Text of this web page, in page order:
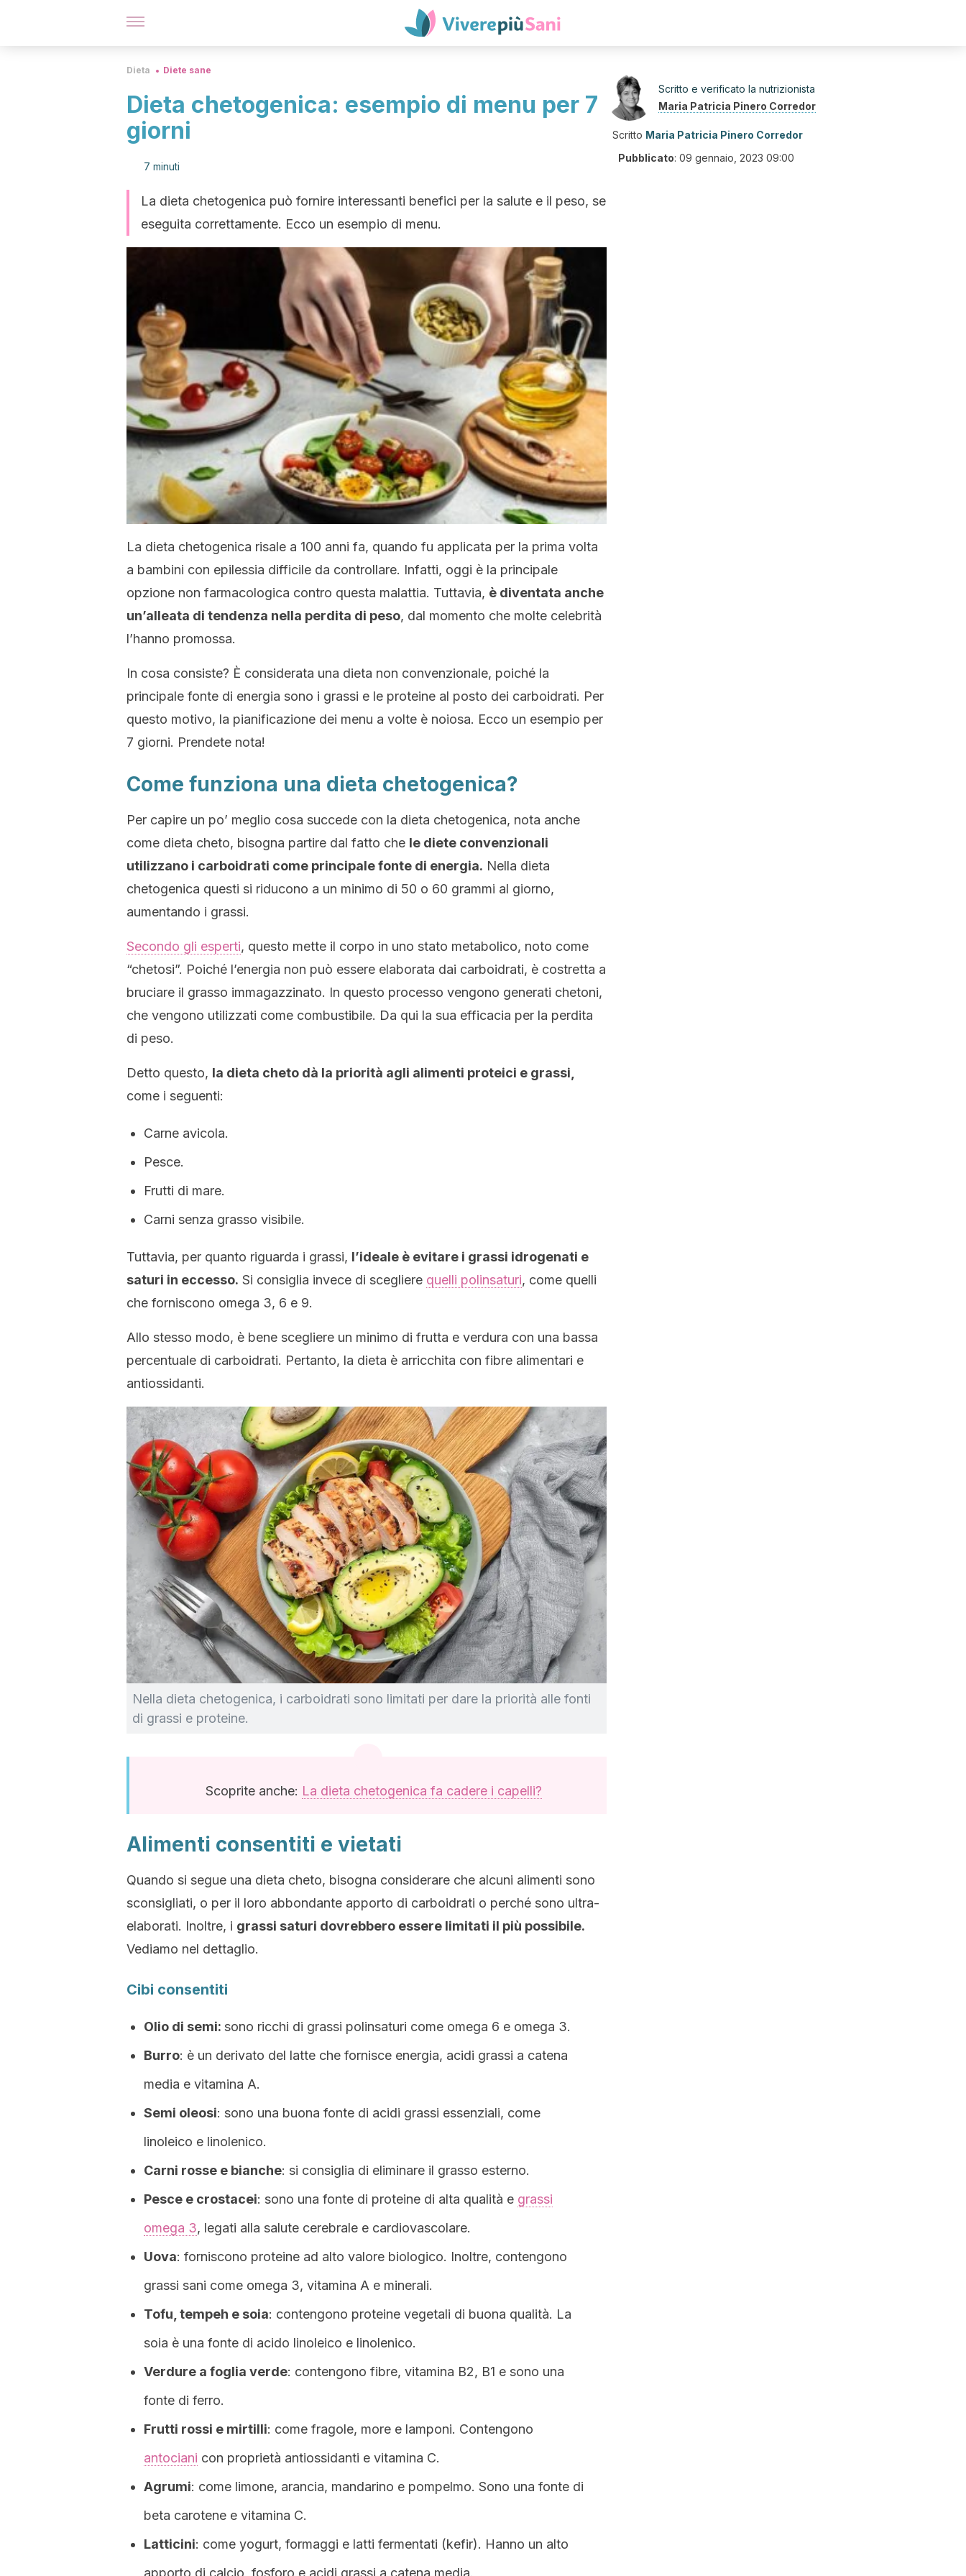
Dieta Diete sane
Dieta chetogenica: esempio di menu per 7
giorni
7 minuti
La dieta chetogenica può fornire interessanti benefici per la salute e il peso, se
eseguita correttamente. Ecco un esempio di menu.
La dieta chetogenica risale a 100 anni fa, quando fu applicata per la prima volta
a bambini con epilessia difficile da controllare. Infatti, oggi è la principale
opzione non farmacologica contro questa malattia. Tuttavia, è diventata anche
un’alleata di tendenza nella perdita di peso, dal momento che molte celebrità
l’hanno promossa.
In cosa consiste? È considerata una dieta non convenzionale, poiché la
principale fonte di energia sono i grassi e le proteine al posto dei carboidrati. Per
questo motivo, la pianificazione dei menu a volte è noiosa. Ecco un esempio per
7 giorni. Prendete nota!
Come funziona una dieta chetogenica?
Per capire un po’ meglio cosa succede con la dieta chetogenica, nota anche
come dieta cheto, bisogna partire dal fatto che le diete convenzionali
utilizzano i carboidrati come principale fonte di energia. Nella dieta
chetogenica questi si riducono a un minimo di 50 o 60 grammi al giorno,
aumentando i grassi.
Secondo gli esperti, questo mette il corpo in uno stato metabolico, noto come
“chetosi”. Poiché l’energia non può essere elaborata dai carboidrati, è costretta a
bruciare il grasso immagazzinato. In questo processo vengono generati chetoni,
che vengono utilizzati come combustibile. Da qui la sua efficacia per la perdita
di peso.
Detto questo, la dieta cheto dà la priorità agli alimenti proteici e grassi,
come i seguenti:
Carne avicola.
Pesce.
Frutti di mare.
Carni senza grasso visibile.
Tuttavia, per quanto riguarda i grassi, l’ideale è evitare i grassi idrogenati e
saturi in eccesso. Si consiglia invece di scegliere quelli polinsaturi, come quelli
che forniscono omega 3, 6 e 9.
Allo stesso modo, è bene scegliere un minimo di frutta e verdura con una bassa
percentuale di carboidrati. Pertanto, la dieta è arricchita con fibre alimentari e
antiossidanti.
Nella dieta chetogenica, i carboidrati sono limitati per dare la priorità alle fonti
di grassi e proteine.
Scoprite anche: La dieta chetogenica fa cadere i capelli?
Alimenti consentiti e vietati
Quando si segue una dieta cheto, bisogna considerare che alcuni alimenti sono
sconsigliati, o per il loro abbondante apporto di carboidrati o perché sono ultra-
elaborati. Inoltre, i grassi saturi dovrebbero essere limitati il più possibile.
Vediamo nel dettaglio.
Cibi consentiti
Olio di semi: sono ricchi di grassi polinsaturi come omega 6 e omega 3.
Burro: è un derivato del latte che fornisce energia, acidi grassi a catena
media e vitamina A.
Semi oleosi: sono una buona fonte di acidi grassi essenziali, come
linoleico e linolenico.
Carni rosse e bianche: si consiglia di eliminare il grasso esterno.
Pesce e crostacei: sono una fonte di proteine di alta qualità e grassi
omega 3, legati alla salute cerebrale e cardiovascolare.
Uova: forniscono proteine ad alto valore biologico. Inoltre, contengono
grassi sani come omega 3, vitamina A e minerali.
Tofu, tempeh e soia: contengono proteine vegetali di buona qualità. La
soia è una fonte di acido linoleico e linolenico.
Verdure a foglia verde: contengono fibre, vitamina B2, B1 e sono una
fonte di ferro.
Frutti rossi e mirtilli: come fragole, more e lamponi. Contengono
antociani con proprietà antiossidanti e vitamina C.
Agrumi: come limone, arancia, mandarino e pompelmo. Sono una fonte di
beta carotene e vitamina C.
Latticini: come yogurt, formaggi e latti fermentati (kefir). Hanno un alto
apporto di calcio, fosforo e acidi grassi a catena media.
Scritto e verificato la nutrizionista
Maria Patricia Pinero Corredor
Scritto Maria Patricia Pinero Corredor
Pubblicato: 09 gennaio, 2023 09:00